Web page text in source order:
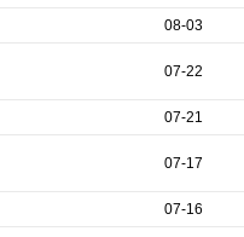
08-03
07-22
07-21
07-17
07-16